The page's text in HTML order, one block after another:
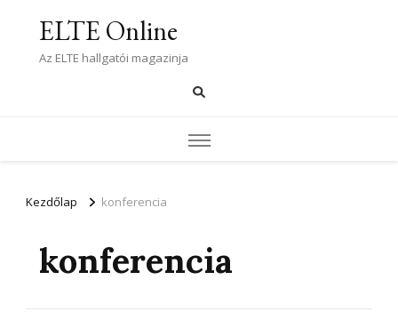
ELTE Online
Az ELTE hallgatói magazinja
Kezdőlap konferencia
konferencia